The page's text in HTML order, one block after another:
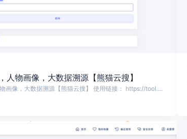
人物画像，大数据溯源【熊猫云搜】
B站评论查询，人物画像，大数据溯源【熊猫云搜】 使用链接： https://tool.panda.tw/bilireply https://home.panda.tw/ 在当今视频内容不断丰富、互动日益频繁的时代，B站（哔哩哔哩）作为年轻人聚集的创新社区，用户的评论不仅反映着观众的真实想法，也成为内容创作者了解受众、优化内容的重要依据。为了帮助用户...